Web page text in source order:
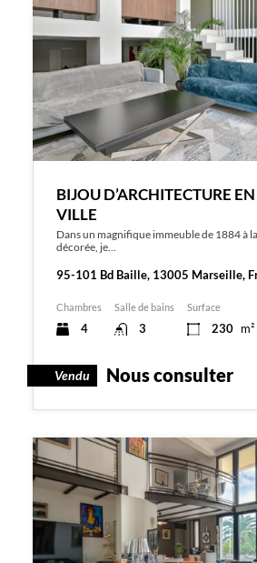
BIJOU D’ARCHITECTURE
VILLE
Dans un magnifique immeuble de 1884 à
décorée, je…
95-101 Bd Baille, 13005 Marseille,
Chambres
4
Salle de bains
3
Surface
230 m²
Vendu Nous consulter